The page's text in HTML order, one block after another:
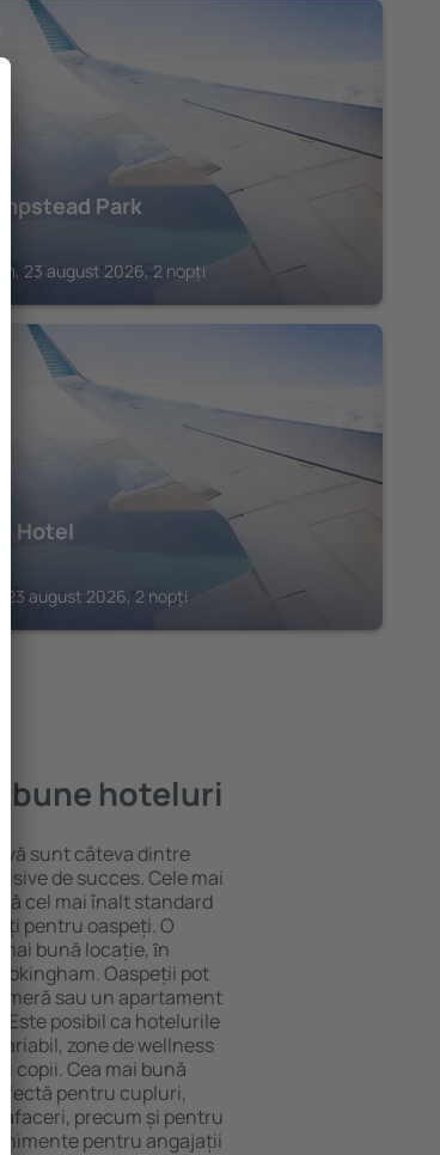
Park
23 august 2026, 2 nopți
Hotel
23 august 2026, 2 nopți
bune hoteluri
sunt câteva dintre
de succes. Cele mai
cel mai înalt standard
pentru oaspeți. O
bună locație, ȋn
Oaspeții pot
sau un apartament
posibil ca hotelurile
zone de wellness
copii. Cea mai bună
pentru cupluri,
afaceri, precum și pentru
pentru angajații